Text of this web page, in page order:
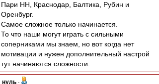
Пари НН, Краснодар, Балтика, Рубин и
Оренбург.
Самое сложное только начинается.
То что наши могут играть с сильными
соперниками мы знаем, но вот когда нет
мотивации и нужен дополнительный настрой
тут начинаются сложности.
нуль -